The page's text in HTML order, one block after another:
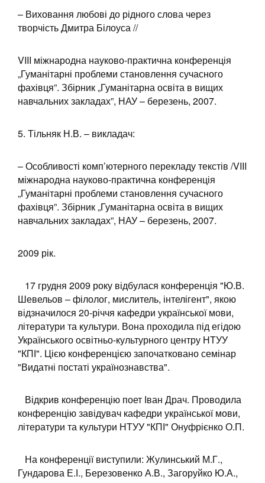
– Виховання любові до рідного слова через
творчість Дмитра Білоуса //
VIII міжнародна науково-практична конференція
„Гуманітарні проблеми становлення сучасного
фахівця”. Збірник „Гуманітарна освіта в вищих
навчальних закладах”, НАУ – березень, 2007.
5. Тільняк Н.В. – викладач:
– Особливості комп’ютерного перекладу текстів /VIII
міжнародна науково-практична конференція
„Гуманітарні проблеми становлення сучасного
фахівця”. Збірник „Гуманітарна освіта в вищих
навчальних закладах”, НАУ – березень, 2007.
2009 рік.
17 грудня 2009 року відбулася конференція "Ю.В.
Шевельов – філолог, мислитель, інтелігент", якою
відзначилося 20-річчя кафедри української мови,
літератури та культури. Вона проходила під егідою
Українського освітньо-культурного центру НТУУ
"КПІ". Цією конференцією започатковано семінар
"Видатні постаті українознавства".
Відкрив конференцію поет Іван Драч. Проводила
конференцію завідувач кафедри української мови,
літератури та культури НТУУ "КПІ" Онуфрієнко О.П.
На конференції виступили: Жулинський М.Г.,
Гундарова Е.І., Березовенко А.В., Загоруйко Ю.А.,